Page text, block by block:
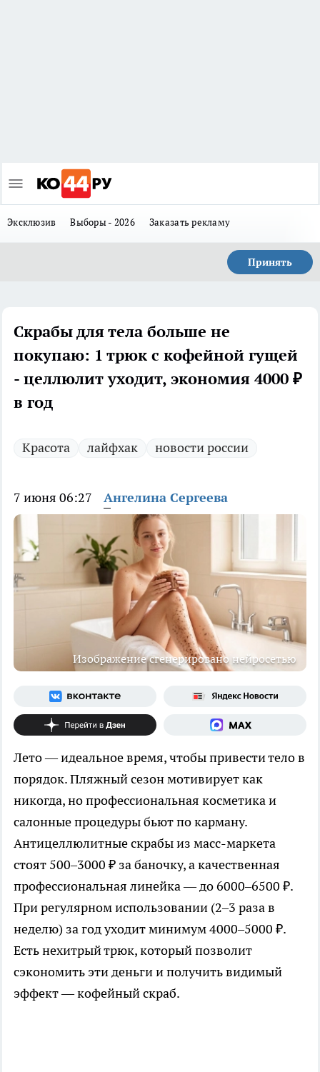
Эксклюзив Выборы - 2026 Заказать рекламу
Принять
Скрабы для тела больше не
покупаю: 1 трюк с кофейной гущей
- целлюлит уходит, экономия 4000 ₽
в год
Красота лайфхак новости россии
7 июня 06:27 Ангелина Сергеева
Изображение сгенерировано нейросетью
Лето — идеальное время, чтобы привести тело в
порядок. Пляжный сезон мотивирует как
никогда, но профессиональная косметика и
салонные процедуры бьют по карману.
Антицеллюлитные скрабы из масс-маркета
стоят 500–3000 ₽ за баночку, а качественная
профессиональная линейка — до 6000–6500 ₽.
При регулярном использовании (2–3 раза в
неделю) за год уходит минимум 4000–5000 ₽.
Есть нехитрый трюк, который позволит
сэкономить эти деньги и получить видимый
эффект — кофейный скраб.